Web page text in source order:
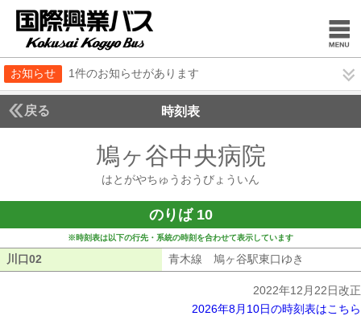
お知らせ 1件のお知らせがあります
戻る 時刻表
鳩ヶ谷中央病院
はとがやちゅうおうびょういん
のりば 10
※時刻表は以下の行先・系統の時刻を合わせて表示しています
川口02 青木線 鳩ヶ谷駅東口ゆき
2022年12月22日改正
2026年8月10日の時刻表はこちら